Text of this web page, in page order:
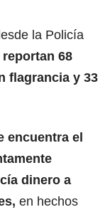
la Policía
68
flagrancia y 33
encuentra el
dinero a
en hechos